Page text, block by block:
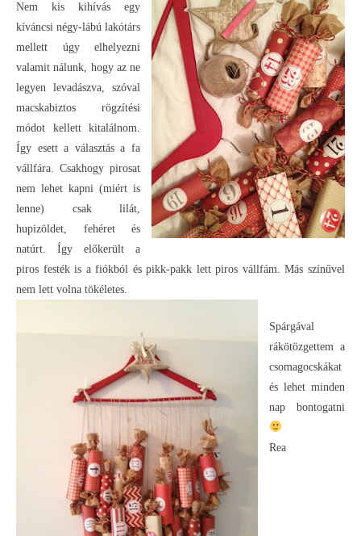
Nem kis kihívás egy
kíváncsi négy-lábú lakótárs
mellett úgy elhelyezni
valamit nálunk, hogy az ne
legyen levadászva, szóval
macskabiztos rögzítési
módot kellett kitalálnom.
Így esett a választás a fa
vállfára. Csakhogy pirosat
nem lehet kapni (miért is
lenne) csak lilát,
hupizöldet, fehéret és
natúrt. Így előkerült a
piros festék is a fiókból és pikk-pakk lett piros vállfám. Más színűvel
nem lett volna tökéletes.
Spárgával
rákötözgettem a
csomagocskákat
és lehet minden
nap bontogatni
Rea